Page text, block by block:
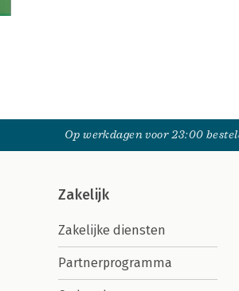
Op werkdagen voor 23:00
Zakelijk
Zakelijke diensten
Partnerprogramma